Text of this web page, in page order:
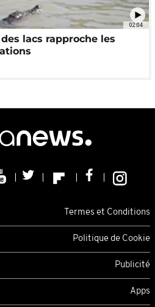
02:04
lacs rapproche les
Termes et Conditions
Politique de Cookie
Publicité
Apps